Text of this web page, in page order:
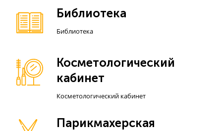
Библиотека
Библиотека
Косметологический
кабинет
Косметологический кабинет
Парикмахерская